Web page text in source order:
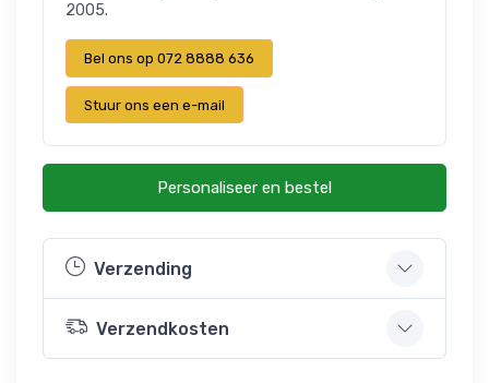
2005.
Bel ons op 072 8888 636
Stuur ons een e-mail
Personaliseer en bestel
Verzending
Verzendkosten